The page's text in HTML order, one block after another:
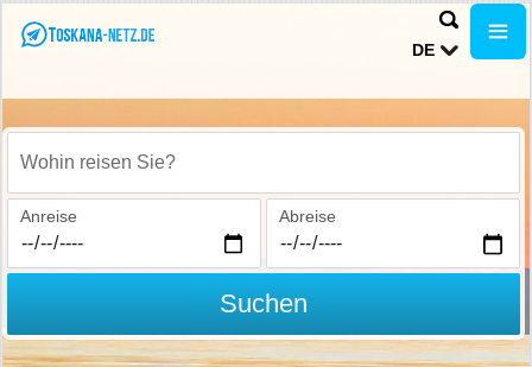
DE
Wohin reisen Sie?
Anreise Abreise
Suchen